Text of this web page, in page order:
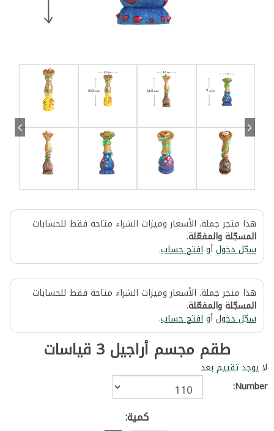
هذا متجر جملة. الأسعار وميزات الشراء متاحة فقط للحسابات
المسجّلة والمفعّلة.
سجّل دخولأوافتح حساب.
هذا متجر جملة. الأسعار وميزات الشراء متاحة فقط للحسابات
المسجّلة والمفعّلة.
سجّل دخولأوافتح حساب.
طقم مجسم أراجيل 3 قياسات
لا يوجد تقييم بعد
Number:
كمية: